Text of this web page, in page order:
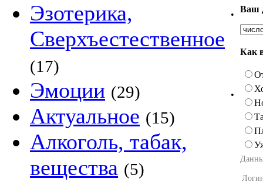
Эзотерика,
Сверхъестественное
(17)
Эмоции (29)
Актуальное (15)
Алкоголь, табак,
вещества (5)
•
Ваш
•
Как